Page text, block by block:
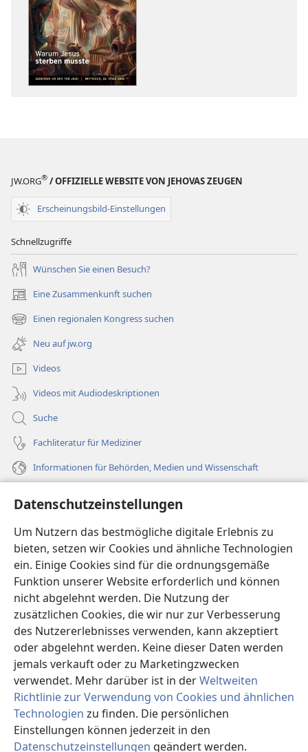
Datenschutzeinstellungen
Um Nutzern das bestmögliche digitale Erlebnis zu
bieten, setzen wir Cookies und ähnliche Technologien
ein. Einige Cookies sind für die ordnungsgemäße
Funktion unserer Website erforderlich und können
nicht abgelehnt werden. Die Nutzung der
zusätzlichen Cookies, die wir nur zur Verbesserung
des Nutzererlebnisses verwenden, kann akzeptiert
oder abgelehnt werden. Keine dieser Daten werden
jemals verkauft oder zu Marketingzwecken
verwendet. Mehr darüber ist in derWeltweiten
Richtlinie zur Verwendung von Cookies und ähnlichen
Technologien zu finden. Die persönlichen
Einstellungen können jederzeit in den
Datenschutzeinstellungen geändert werden.
JW.ORG® / OFFIZIELLE WEBSITE VON JEHOVAS ZEUGEN
Erscheinungsbild-Einstellungen
Schnellzugriffe
Wünschen Sie einen Besuch?
Eine Zusammenkunft suchen
(öffnet
neues
Fenster)
Einen regionalen Kongress suchen
(öffnet
neues
Fenster)
Neu auf jw.org
Videos
Videos mit Audiodeskriptionen
Suche
Fachliteratur für Mediziner
Informationen für Behörden, Medien und Wissenschaft
Spenden
(öffnet
neues
Fenster)Wachtturm ONLINE-BIBLIOTHEK
(öffnet
neues
Fenster)JW Hub®
(öffnet
neues
Fenster)JW Library
Watchtower Library ®
Copyright© 2026 Watch Tower Bible and Tract Society of Pennsylvania.
NUTZUNGSBEDINGUNGEN| DATENSCHUTZERKLÄRUNG